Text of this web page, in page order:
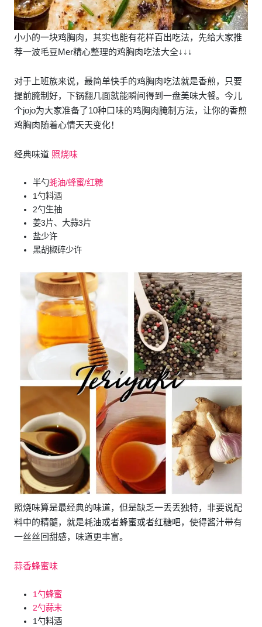
小小的一块鸡胸肉，其实也能有花样百出吃法，先给大家推
荐一波毛豆Mer精心整理的鸡胸肉吃法大全↓↓↓
对于上班族来说，最简单快手的鸡胸肉吃法就是香煎，只要
提前腌制好，下锅翻几面就能瞬间得到一盘美味大餐。今儿
个jojo为大家准备了10种口味的鸡胸肉腌制方法，让你的香煎
鸡胸肉随着心情天天变化！
经典味道 照烧味
半勺蚝油/蜂蜜/红糖
1勺料酒
2勺生抽
姜3片、大蒜3片
盐少许
黑胡椒碎少许
照烧味算是最经典的味道，但是缺乏一丢丢独特，非要说配
料中的精髓，就是耗油或者蜂蜜或者红糖吧，使得酱汁带有
一丝丝回甜感，味道更丰富。
蒜香蜂蜜味
1勺蜂蜜
2勺蒜末
1勺料酒